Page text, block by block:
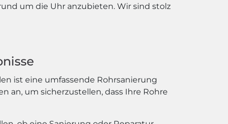
um die Uhr anzubieten. Wir sind stolz
ist eine umfassende Rohrsanierung
an, um sicherzustellen, dass Ihre Rohre